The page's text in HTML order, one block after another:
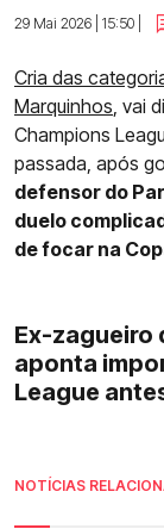
29 Mai 2026 | 15:50 |
Cria das
Marquinhos, vai
Champions
passada, após
defensor do
duelo
de focar na
Ex-zagueiro
aponta
League
NOTÍCIAS